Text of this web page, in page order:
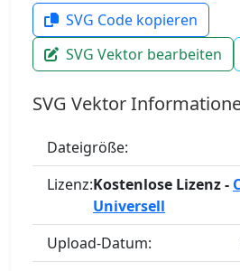
SVG Code kopieren
SVG Vektor bearbeiten
SVG Vektor
Dateigröße:
Lizenz:Kostenlose Lizenz -
Universell
Upload-Datum: